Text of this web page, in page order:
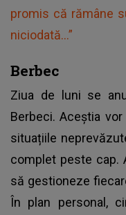
promis că rămâne
niciodată...”
Berbec
Ziua de luni se
Berbeci. Aceștia
situațiile
complet peste cap.
să gestioneze
În plan personal,